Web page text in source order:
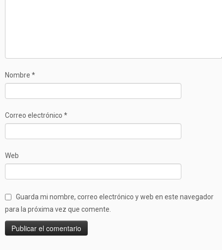
Nombre *
Correo electrónico *
Web
Guarda mi nombre, correo electrónico y web en este navegador
para la próxima vez que comente.